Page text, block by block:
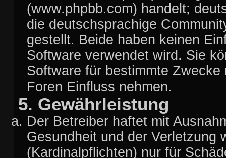
(www.phpbb.com) handelt;
die deutschsprachige
gestellt. Beide haben keinen
Software verwendet wird. Sie
Software für bestimmte
Foren Einfluss nehmen.
5. Gewährleistung
Der Betreiber haftet mit
Gesundheit und der Verletzung
(Kardinalpflichten) nur für